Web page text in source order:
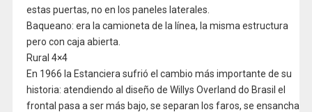
estas puertas, no en los paneles laterales.
Baqueano: era la camioneta de la línea, la misma estructura
pero con caja abierta.
Rural 4×4
En 1966 la Estanciera sufrió el cambio más importante de su
historia: atendiendo al diseño de Willys Overland do Brasil el
frontal pasa a ser más bajo, se separan los faros, se ensancha